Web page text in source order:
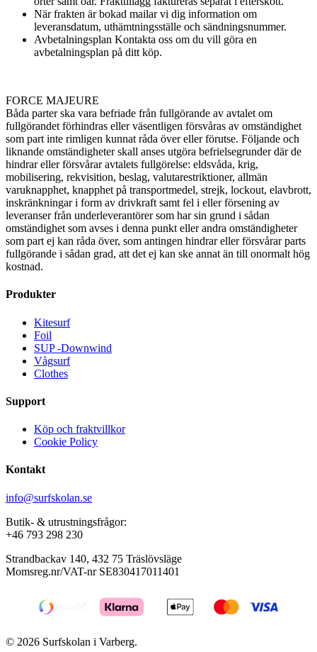
När frakten är bokad mailar vi dig information om
leveransdatum, uthämtningsställe och sändningsnummer.
Avbetalningsplan Kontakta oss om du vill göra en
avbetalningsplan på ditt köp.
FORCE MAJEURE
Båda parter ska vara befriade från fullgörande av avtalet om
fullgörandet förhindras eller väsentligen försvåras av omständighet
som part inte rimligen kunnat råda över eller förutse. Följande och
liknande omständigheter skall anses utgöra befrielsegrunder där de
hindrar eller försvårar avtalets fullgörelse: eldsvåda, krig,
mobilisering, rekvisition, beslag, valutarestriktioner, allmän
varuknapphet, knapphet på transportmedel, strejk, lockout, elavbrott,
inskränkningar i form av drivkraft samt fel i eller försening av
leveranser från underleverantörer som har sin grund i sådan
omständighet som avses i denna punkt eller andra omständigheter
som part ej kan råda över, som antingen hindrar eller försvårar parts
fullgörande i sådan grad, att det ej kan ske annat än till onormalt hög
kostnad.
Produkter
Kitesurf
Foil
SUP -Downwind
Vågsurf
Clothes
Support
Köp och fraktvillkor
Cookie Policy
Kontakt
info@surfskolan.se
Butik- & utrustningsfrågor:
+46 793 298 230
Strandbackav 140, 432 75 Träslövsläge
Momsreg.nr/VAT-nr SE830417011401
© 2026 Surfskolan i Varberg.